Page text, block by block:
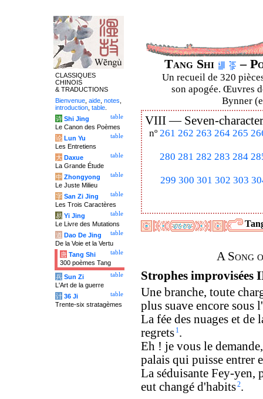
Tang Shi –
Un recueil de 320
son apogée. Œuvres
Bynner
VIII — Seven-
nº 261 262 263 264 265
280 281 282 283 284
299 300 301 302 303
A Song
Strophes improvisées
Une branche, toute
plus suave encore sous
La fée des nuages et
regrets 1.
Eh ! je vous le
palais qui puisse entrer
La séduisante Fey-yen,
eut changé d'habits2.
CLASSIQUES
CHINOIS
& TRADUCTIONS
Bienvenue aide notes
introduction table
table
诗 Shi Jing
Le Canon des Poèmes
table
论 Lun Yu
Les Entretiens
table
大 Daxue
La Grande Étude
table
中 Zhongyong
Le Juste Milieu
table
字 San Zi Jing
Les Trois Caractères
table
易 Yi Jing
Le Livre des Mutations
table
道 Dao De Jing
De la Voie et la Vertu
table
唐 Tang Shi
300 poèmes Tang
table
兵 Sun Zi
L'Art de la guerre
table
计 36 Ji
Trente-six stratagèmes